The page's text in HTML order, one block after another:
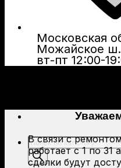
Московская
Можайское ш.,
вт-пт 12:00-
Поиск
товаров
В связи с
работает с 1 по 31
сделки будут